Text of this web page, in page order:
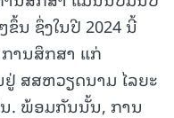
ນ ຊຶ່ງໃນປີ 2024 ນີ້
ານສຶກສາ ແກ່
ສສຫວຽດນາມ ໄລຍະ
ນ. ພ້ອມກັນນັ້ນ, ການ